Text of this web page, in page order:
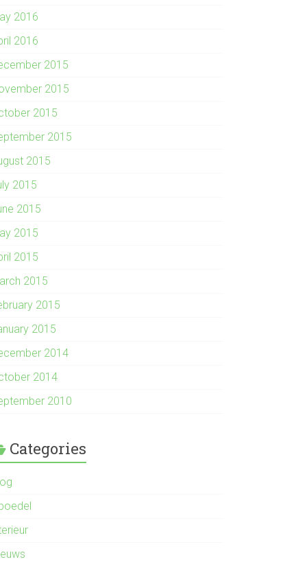
2016
2016
2015
2015
2015
2015
2015
2015
2015
2015
2015
2015
2015
2015
2014
2014
2010
Categories